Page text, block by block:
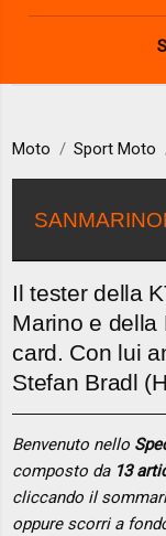
Moto Sport Moto
Il tester della
Marino e della
card. Con lui
Stefan Bradl
Benvenuto nello
composto da 13
cliccando il
oppure scorri a